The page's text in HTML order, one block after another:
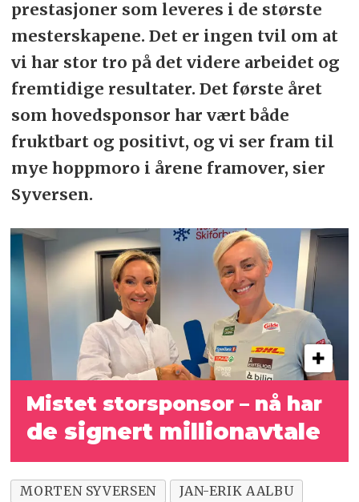
prestasjoner som leveres i de største
mesterskapene. Det er ingen tvil om at
vi har stor tro på det videre arbeidet og
fremtidige resultater. Det første året
som hovedsponsor har vært både
fruktbart og positivt, og vi ser fram til
mye hoppmoro i årene framover, sier
Syversen.
Mistet storsponsor – nå har
de signert millionavtale
MORTEN SYVERSEN
JAN-ERIK AALBU